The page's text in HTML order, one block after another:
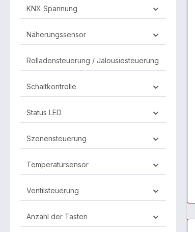
KNX Spannung
Näherungssensor
Rolladensteuerung / Jalousiesteuerung
Schaltkontrolle
Status LED
Szenensteuerung
Temperatursensor
Ventilsteuerung
Anzahl der Tasten